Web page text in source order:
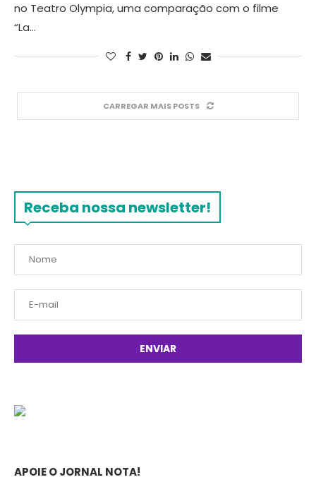
no Teatro Olympia, uma comparação com o filme
“La…
CARREGAR MAIS POSTS
Receba nossa newsletter!
APOIE O JORNAL NOTA!